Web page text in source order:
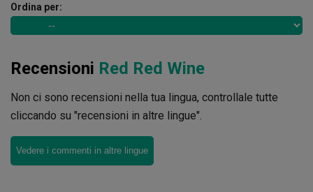
Ordina per:
Recensioni Red Red Wine
Non ci sono recensioni nella tua lingua, controllale tutte
cliccando su "recensioni in altre lingue".
Vedere i commenti in altre lingue